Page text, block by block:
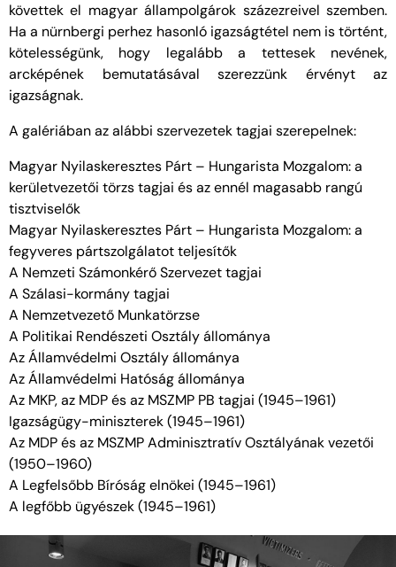
követtek el magyar állampolgárok százezreivel szemben.
Ha a nürnbergi perhez hasonló igazságtétel nem is történt,
kötelességünk, hogy legalább a tettesek nevének,
arcképének bemutatásával szerezzünk érvényt az
igazságnak.
A galériában az alábbi szervezetek tagjai szerepelnek:
Magyar Nyilaskeresztes Párt – Hungarista Mozgalom: a
kerületvezetői törzs tagjai és az ennél magasabb rangú
tisztviselők
Magyar Nyilaskeresztes Párt – Hungarista Mozgalom: a
fegyveres pártszolgálatot teljesítők
A Nemzeti Számonkérő Szervezet tagjai
A Szálasi-kormány tagjai
A Nemzetvezető Munkatörzse
A Politikai Rendészeti Osztály állománya
Az Államvédelmi Osztály állománya
Az Államvédelmi Hatóság állománya
Az MKP, az MDP és az MSZMP PB tagjai (1945–1961)
Igazságügy-miniszterek (1945–1961)
Az MDP és az MSZMP Adminisztratív Osztályának vezetői
(1950–1960)
A Legfelsőbb Bíróság elnökei (1945–1961)
A legfőbb ügyészek (1945–1961)